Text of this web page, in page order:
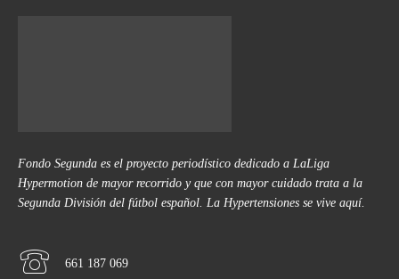
Fondo Segunda es el proyecto periodístico dedicado a LaLiga
Hypermotion de mayor recorrido y que con mayor cuidado trata a la
Segunda División del fútbol español. La Hypertensiones se vive aquí.
661 187 069